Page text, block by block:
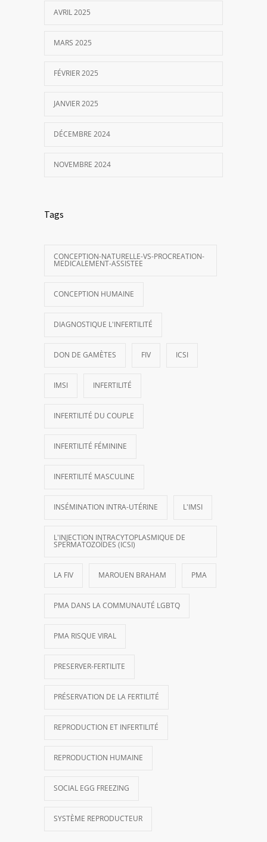
AVRIL 2025
MARS 2025
FÉVRIER 2025
JANVIER 2025
DÉCEMBRE 2024
NOVEMBRE 2024
Tags
CONCEPTION-NATURELLE-VS-PROCREATION-
MEDICALEMENT-ASSISTEE
CONCEPTION HUMAINE
DIAGNOSTIQUE L'INFERTILITÉ
DON DE GAMÈTES FIV ICSI
IMSI INFERTILITÉ
INFERTILITÉ DU COUPLE
INFERTILITÉ FÉMININE
INFERTILITÉ MASCULINE
INSÉMINATION INTRA-UTÉRINE L'IMSI
L'INJECTION INTRACYTOPLASMIQUE DE
SPERMATOZOÏDES (ICSI)
LA FIV MAROUEN BRAHAM PMA
PMA DANS LA COMMUNAUTÉ LGBTQ
PMA RISQUE VIRAL
PRESERVER-FERTILITE
PRÉSERVATION DE LA FERTILITÉ
REPRODUCTION ET INFERTILITÉ
REPRODUCTION HUMAINE
SOCIAL EGG FREEZING
SYSTÈME REPRODUCTEUR